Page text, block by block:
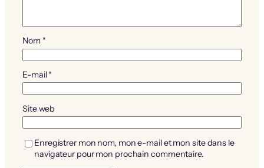
Nom *
E-mail*
Site web
Enregistrer mon nom, mon e-mail et mon site dans le
navigateur pour mon prochain commentaire.